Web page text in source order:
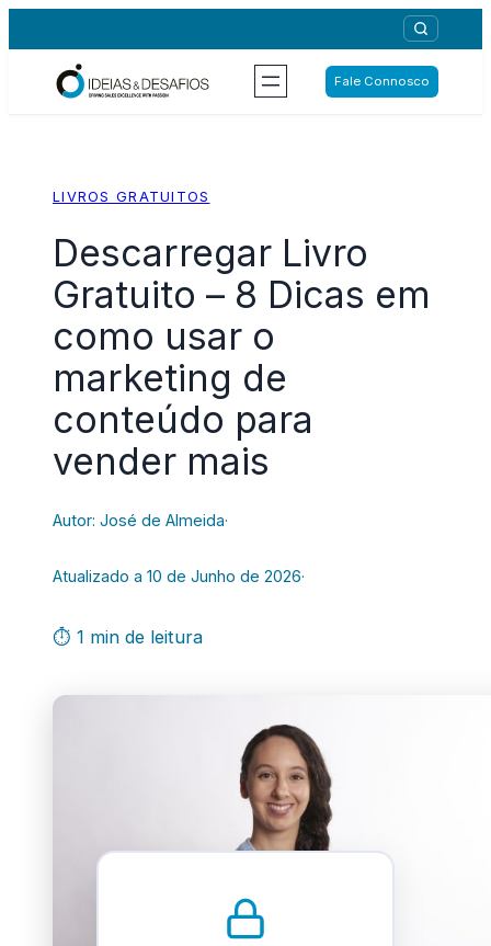
para
Fale Connosco
LIVROS GRATUITOS
Descarregar Livro
Gratuito – 8 Dicas em
como usar o
marketing de
conteúdo para
vender mais
Autor: José de Almeida·
Atualizado a 10 de Junho de 2026·
⏱ 1 min de leitura